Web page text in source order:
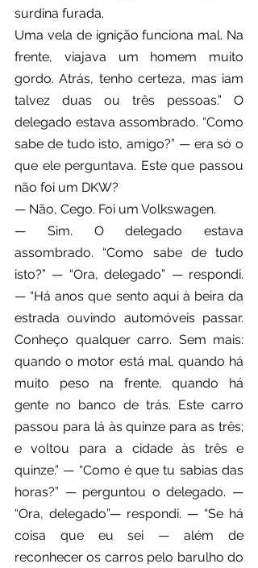
surdina furada.
Uma vela de ignição funciona mal. Na
frente, viajava um homem muito
gordo. Atrás, tenho certeza, mas iam
talvez duas ou três pessoas.” O
delegado estava assombrado. “Como
sabe de tudo isto, amigo?” — era só o
que ele perguntava. Este que passou
não foi um DKW?
— Não, Cego. Foi um Volkswagen.
— Sim. O delegado estava
assombrado. “Como sabe de tudo
isto?” — “Ora, delegado” — respondi.
— “Há anos que sento aqui à beira da
estrada ouvindo automóveis passar.
Conheço qualquer carro. Sem mais:
quando o motor está mal, quando há
muito peso na frente, quando há
gente no banco de trás. Este carro
passou para lá às quinze para as três;
e voltou para a cidade às três e
quinze.” — “Como é que tu sabias das
horas?” — perguntou o delegado. —
“Ora, delegado”— respondi. — “Se há
coisa que eu sei — além de
reconhecer os carros pelo barulho do